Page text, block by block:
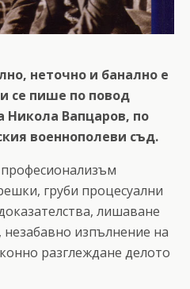
неточно и банално е
се пише по повод
Никола Вапцаров, по
военнополеви съд.
груби процесуални
лишаване
изпълнение на
разглеждане делото